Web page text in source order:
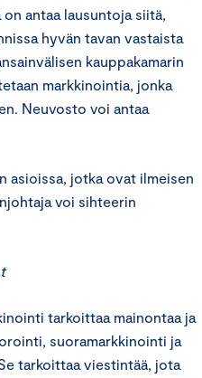
antaa lausuntoja siitä,
hyvän tavan vastaista
kauppakamarin
markkinointia, jonka
Neuvosto voi antaa
asioissa, jotka ovat ilmeisen
voi sihteerin
tarkoittaa mainontaa ja
suoramarkkinointi ja
tarkoittaa viestintää, jota